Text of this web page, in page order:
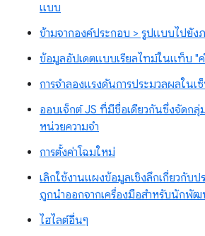
แบบ
ข้ามจากองค์ประกอบ > รูปแบบไปยัง
ข้อมูลอัปเดตแบบเรียลไทม์ในแท็บ "
การจำลองแรงดันการประมวลผลในเ
ออบเจ็กต์ JS ที่มีชื่อเดียวกันซึ่งจัดก
หน่วยความจำ
การตั้งค่าโฉมใหม่
เลิกใช้งานแผงข้อมูลเชิงลึกเกี่ยวกับ
ถูกนำออกจากเครื่องมือสำหรับนักพัฒ
ไฮไลต์อื่นๆ